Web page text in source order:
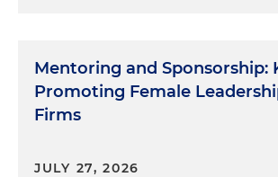
Mentoring and Sponsorship:
Promoting Female
Firms
JULY 27, 2026